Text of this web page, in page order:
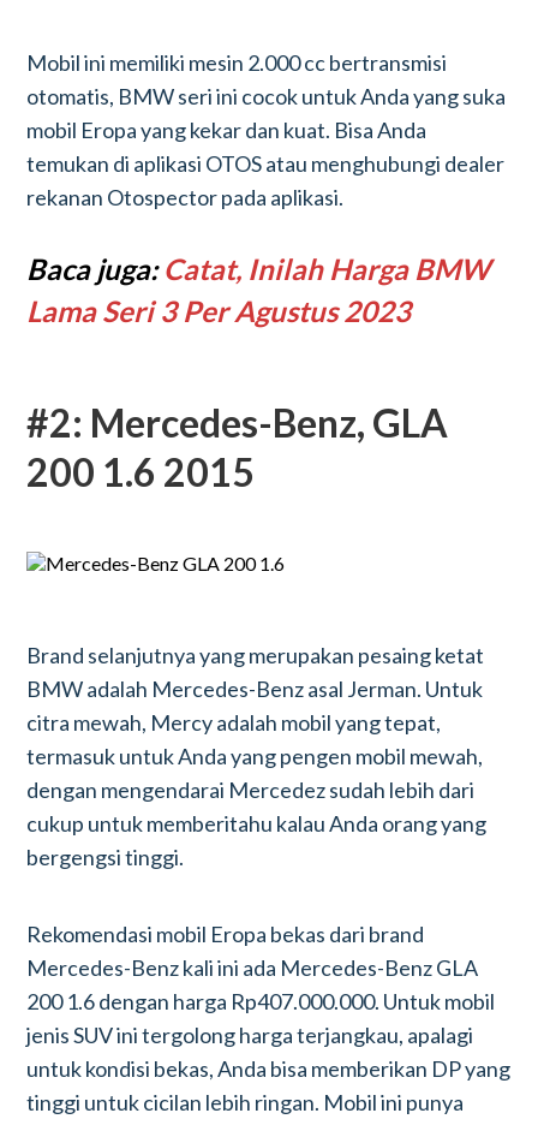
Mobil ini memiliki mesin 2.000 cc bertransmisi
otomatis, BMW seri ini cocok untuk Anda yang suka
mobil Eropa yang kekar dan kuat. Bisa Anda
temukan di aplikasi OTOS atau menghubungi dealer
rekanan Otospector pada aplikasi.
Baca juga:Catat, Inilah Harga BMW
Lama Seri 3 Per Agustus 2023
#2: Mercedes-Benz, GLA
200 1.6 2015
Brand selanjutnya yang merupakan pesaing ketat
BMW adalah Mercedes-Benz asal Jerman. Untuk
citra mewah, Mercy adalah mobil yang tepat,
termasuk untuk Anda yang pengen mobil mewah,
dengan mengendarai Mercedez sudah lebih dari
cukup untuk memberitahu kalau Anda orang yang
bergengsi tinggi.
Rekomendasi mobil Eropa bekas dari brand
Mercedes-Benz kali ini ada Mercedes-Benz GLA
200 1.6 dengan harga Rp407.000.000. Untuk mobil
jenis SUV ini tergolong harga terjangkau, apalagi
untuk kondisi bekas, Anda bisa memberikan DP yang
tinggi untuk cicilan lebih ringan. Mobil ini punya